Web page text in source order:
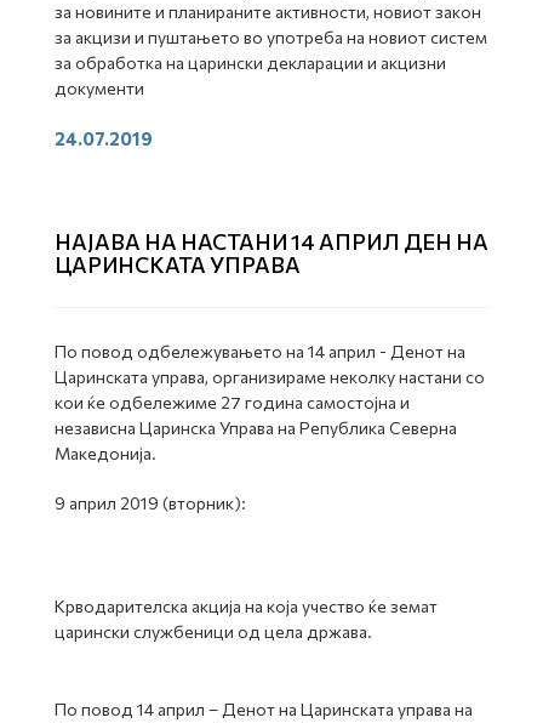
за новините и планираните активности, новиот закон
за акцизи и пуштањето во употреба на новиот систем
за обработка на царински декларации и акцизни
документи
24.07.2019
НАЈАВА НА НАСТАНИ 14 АПРИЛ ДЕН НА
ЦАРИНСКАТА УПРАВА
По повод одбележувањето на 14 април - Денот на
Царинската управа, организираме неколку настани со
кои ќе одбележиме 27 година самостојна и
независна Царинска Управа на Република Северна
Македонија.
9 април 2019 (вторник):
Крводарителска акција на која учество ќе земат
царински службеници од цела држава.
По повод 14 април – Денот на Царинската управа на